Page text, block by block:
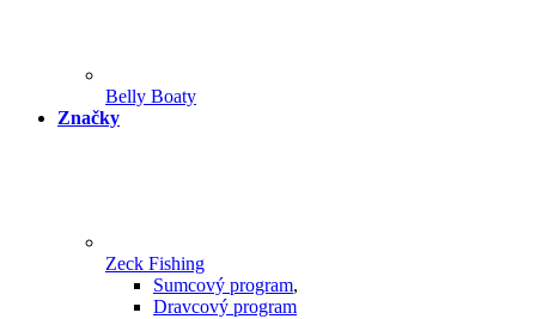
Belly Boaty
Značky
Zeck Fishing
Sumcový program,
Dravcový program